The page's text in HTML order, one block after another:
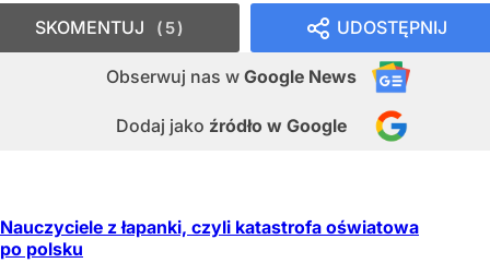
UDOSTĘPNIJ
Obserwuj nas w Google News
Dodaj jako źródło w Google
SKOMENTUJ 5
Nauczyciele z łapanki, czyli katastrofa oświatowa
po polsku